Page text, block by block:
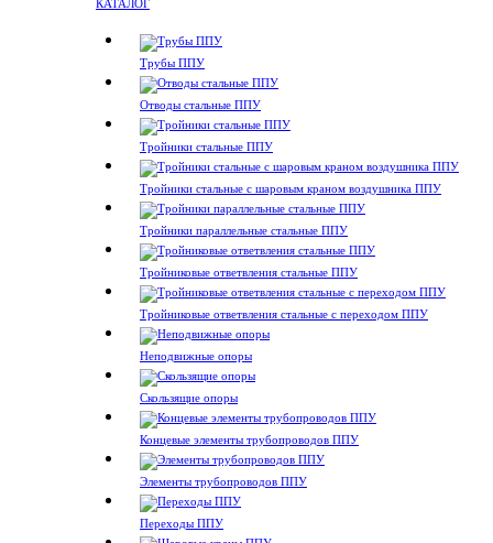
КАТАЛОГ
Трубы ППУ
Отводы стальные ППУ
Тройники стальные ППУ
Тройники стальные с шаровым краном воздушника ППУ
Тройники параллельные стальные ППУ
Тройниковые ответвления стальные ППУ
Тройниковые ответвления стальные с переходом ППУ
Неподвижные опоры
Скользящие опоры
Концевые элементы трубопроводов ППУ
Элементы трубопроводов ППУ
Переходы ППУ